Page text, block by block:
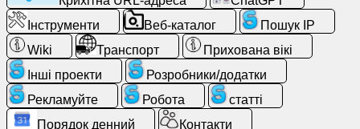
Розробники/
додатки
Інструменти
Робота
Інструменти
Веб-каталог
Пошук IP
Wiki
Транспорт
Прихована вікі
Інші проекти
Розробники/додатки
Рекламуйте
Робота
статті
Порядок денний
Контакти